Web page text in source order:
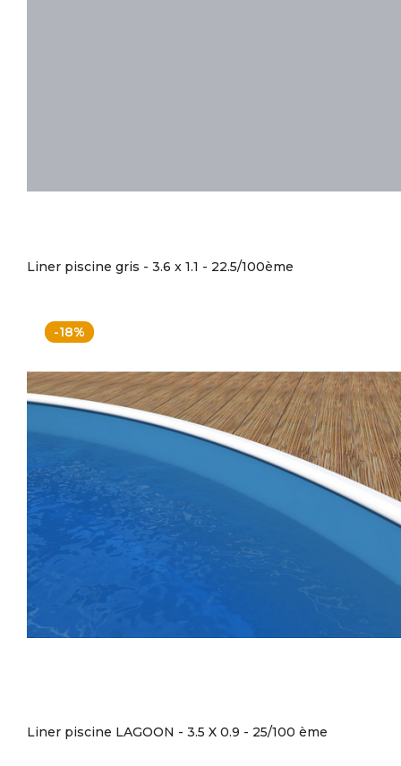
Liner piscine gris - 3.6 x 1.1 - 22.5/100ème
-18%
Liner piscine LAGOON - 3.5 X 0.9 - 25/100 ème